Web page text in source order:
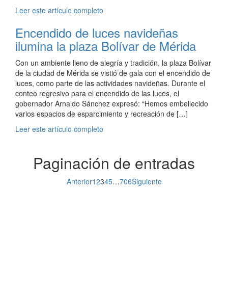
Leer este artículo completo
Encendido de luces navideñas
ilumina la plaza Bolívar de Mérida
Con un ambiente lleno de alegría y tradición, la plaza Bolívar
de la ciudad de Mérida se vistió de gala con el encendido de
luces, como parte de las actividades navideñas. Durante el
conteo regresivo para el encendido de las luces, el
gobernador Arnaldo Sánchez expresó: “Hemos embellecido
varios espacios de esparcimiento y recreación de […]
Leer este artículo completo
Paginación de entradas
Anterior12345…706Siguiente